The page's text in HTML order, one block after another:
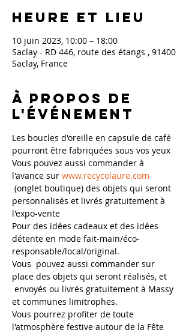
Heure et lieu
10 juin 2023, 10:00 – 18:00
Saclay - RD 446, route des étangs , 91400
Saclay, France
À propos de
l'événement
Les boucles d'oreille en capsule de café
pourront être fabriquées sous vos yeux
Vous pouvez aussi commander à
l'avance sur www.recycolaure.com
(onglet boutique) des objets qui seront
personnalisés et livrés gratuitement à
l'expo-vente
Pour des idées cadeaux et des idées
détente en mode fait-main/éco-
responsable/local/original.
Vous  pouvez aussi commander sur
place des objets qui seront réalisés, et
envoyés ou livrés gratuitement à Massy
et communes limitrophes.
Vous pourrez profiter de toute
l'atmosphère festive autour de la Fête